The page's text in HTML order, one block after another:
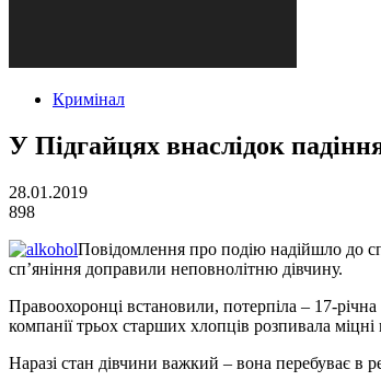
Кримінал
У Підгайцях внаслідок
28.01.2019
898
Повідомлення про подію надійшло до
сп’яніння доправили неповнолітню дівчину.
Правоохоронці встановили, потерпіла – 17-
компанії трьох старших хлопців розпивала міцні
Наразі стан дівчини важкий – вона перебуває в